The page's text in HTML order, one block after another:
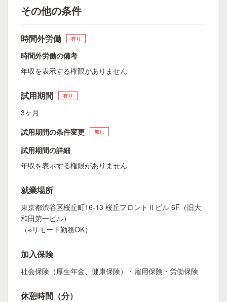
その他の条件
時間外労働 有り
時間外労働の備考
年収を表示する権限がありません
試用期間 有り
3ヶ月
試用期間の条件変更
無し
試用期間の詳細
年収を表示する権限がありません
就業場所
東京都渋谷区桜丘町16-13 桜丘フロントⅡビル 6F（旧大
和田第一ビル）
（※リモート勤務OK）
加入保険
社会保険（厚生年金、健康保険）・雇用保険・労働保険
休憩時間（分）